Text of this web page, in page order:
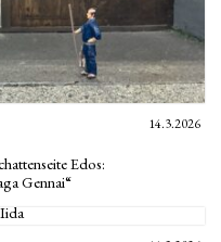
14.3.2026
Edos:
Gennai“